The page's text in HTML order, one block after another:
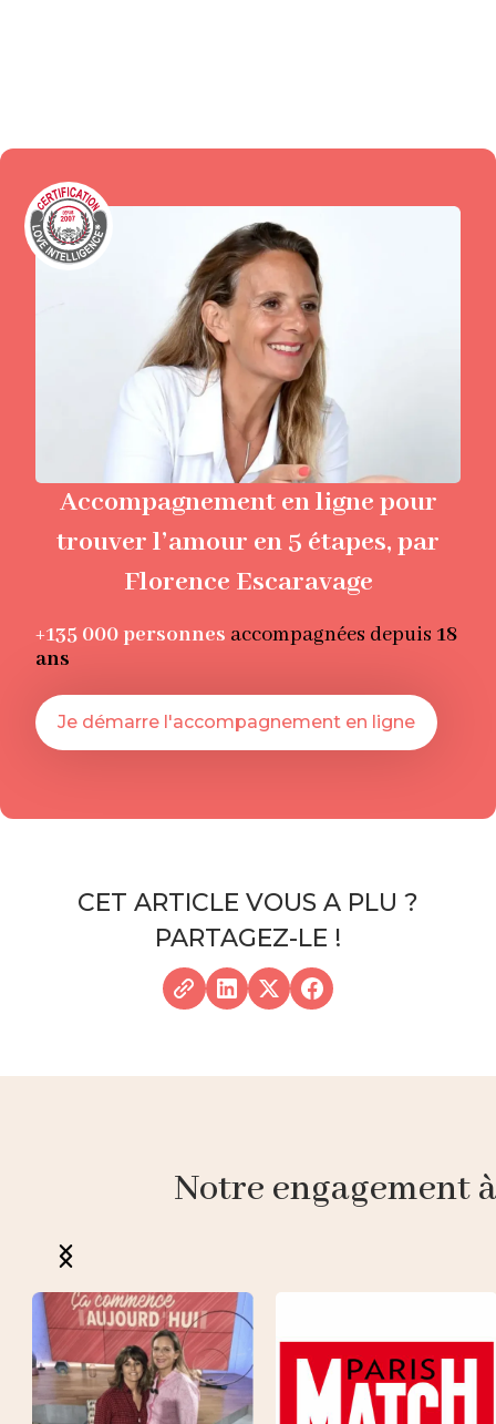
Accompagnement en ligne pour
trouver l’amour en 5 étapes, par
Florence Escaravage
+135 000 personnes accompagnées depuis 18
ans
Je démarre l'accompagnement en ligne
CET ARTICLE VOUS A PLU ?
PARTAGEZ-LE !
Notre engagement